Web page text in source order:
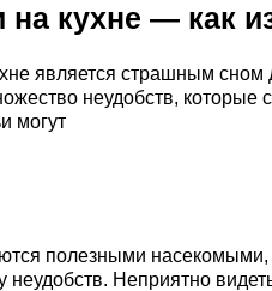
кухне — как
является страшным
неудобств,
могут
полезными
Неприятно